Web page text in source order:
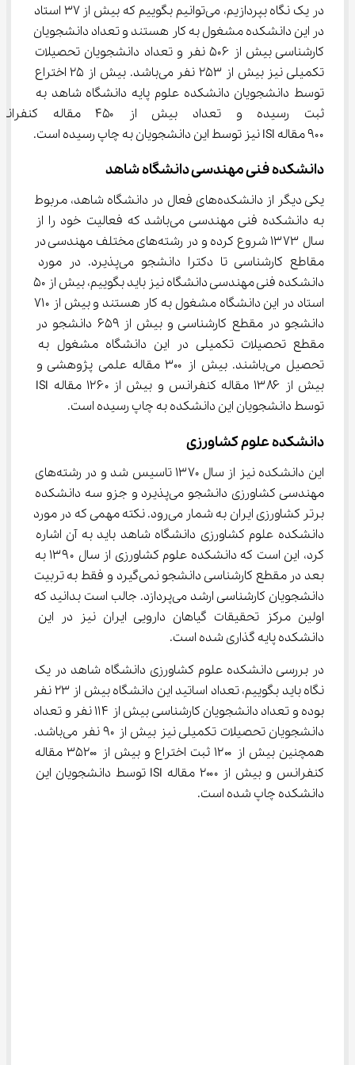
در یک نگاه بپردازیم، می‌توانیم بگوییم که بیش از ۳۷ استاد
در این دانشکده مشغول به کار هستند و تعداد دانشجویان
کارشناسی بیش از ۵۰۶ نفر و تعداد دانشجویان تحصیلات
تکمیلی نیز بیش از ۲۵۳ نفر می‌باشد. بیش از ۲۵ اختراع
توسط دانشجویان دانشکده علوم پایه دانشگاه شاهد به
ثبت رسیده و تعداد بیش
۹۰۰ مقاله ISI نیز توسط این دانشجویان به چاپ رسیده است.
دانشکده فنی مهندسی دانشگاه شاهد
یکی دیگر از دانشکده‌های فعال در دانشگاه شاهد، مربوط
به دانشکده فنی مهندسی می‌باشد که فعالیت خود را از
سال ۱۳۷۳ شروع کرده و در رشته‌های مختلف مهندسی در
مقاطع کارشناسی تا دکترا دانشجو می‌پذیرد. در مورد
دانشجو در مقطع کارشناسی و بیش از ۶۵۹ دانشجو در
مقطع تحصیلات تکمیلی در این دانشگاه مشغول به
تحصیل می‌باشند. بیش از ۳۰۰ مقاله علمی پژوهشی و
توسط دانشجویان این دانشکده به چاپ رسیده است.
دانشکده علوم کشاورزی
این دانشکده نیز از سال ۱۳۷۰ تاسیس شد و در رشته‌های
مهندسی کشاورزی دانشجو می‌پذیرد و جزو سه دانشکده
برتر کشاورزی ایران به شمار می‌رود. نکته مهمی که در مورد
دانشکده علوم کشاورزی دانشگاه شاهد باید به آن اشاره
کرد، این است که دانشکده علوم کشاورزی از سال ۱۳۹۰ به
بعد در مقطع کارشناسی دانشجو نمی‌گیرد و فقط به تربیت
دانشجویان کارشناسی ارشد می‌پردازد. جالب است بدانید که
اولین مرکز تحقیقات گیاهان دارویی ایران نیز در این
دانشکده پایه گذاری شده است.
در بررسی دانشکده علوم کشاورزی دانشگاه شاهد در یک
نگاه باید بگوییم، تعداد اساتید این دانشگاه بیش از ۲۳ نفر
بوده و تعداد دانشجویان کارشناسی بیش از ۱۱۴ نفر و تعداد
دانشجویان تحصیلات تکمیلی نیز بیش از ۹۰ نفر می‌باشد.
همچنین بیش از ۱۲۰۰ ثبت اختراع و بیش از ۳۵۲۰۰ مقاله
کنفرانس و بیش از ۲۰۰۰ مقاله ISI توسط دانشجویان این
دانشکده چاپ شده است.